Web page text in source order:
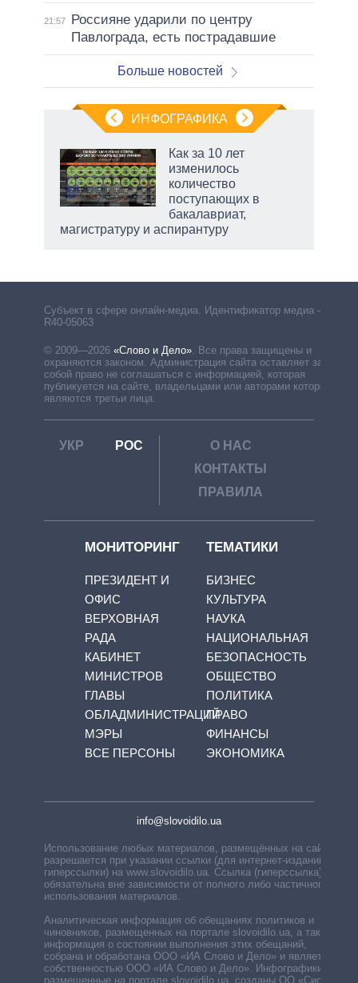
21:57
Россияне ударили по центру
Павлограда, есть пострадавшие
Больше новостей
ИНФОГРАФИКА
Как за 10 лет
изменилось
количество
поступающих в
бакалавриат,
магистратуру и аспирантуру
Субъект в сфере онлайн-медиа. Идентификатор медиа –
R40-05063
© 2009—2026 «Слово и Дело» Все права защищены и
охраняются законом. Администрация сайта оставляет за
собой право не соглашаться с информацией, которая
публикуется на сайте, владельцами или авторами которой
являются третьи лица.
УКР РОС
О НАС
КОНТАКТЫ
ПРАВИЛА
МОНИТОРИНГ
ПРЕЗИДЕНТ И
ОФИС
ВЕРХОВНАЯ
РАДА
КАБИНЕТ
МИНИСТРОВ
ГЛАВЫ
ОБЛАДМИНИСТРАЦИЙ
МЭРЫ
ВСЕ ПЕРСОНЫ
ТЕМАТИКИ
БИЗНЕС
КУЛЬТУРА
НАУКА
НАЦИОНАЛЬНАЯ
БЕЗОПАСНОСТЬ
ОБЩЕСТВО
ПОЛИТИКА
ПРАВО
ФИНАНСЫ
ЭКОНОМИКА
info@slovoidilo.ua
Использование любых материалов, размещённых на сайте,
разрешается при указании ссылки (для интернет-изданий —
гиперссылки) на www.slovoidilo.ua. Ссылка (гиперссылка)
обязательна вне зависимости от полного либо частичного
использования материалов.
Аналитическая информация об обещаниях политиков и
чиновников, размещенных на портале slovoidilo.ua, а также
информация о состоянии выполнения этих обещаний,
собрана и обработана ООО «ИА Слово и Дело» и является
собственностью ООО «ИА Слово и Дело». Инфографики,
размещенные на портале slovoidilo.ua, созданы ОО «Система